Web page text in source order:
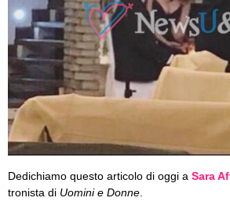
Dedichiamo questo articolo di oggi a Sara
tronista di Uomini e Donne.